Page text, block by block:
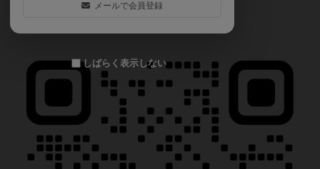
公式LINE
メールで会員登録
しばらく表示しない